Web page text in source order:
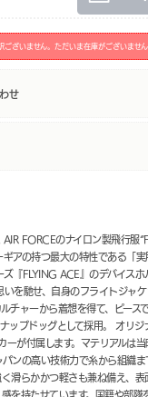
ございません。ただいま在庫がございません
せ
FORCEのナイロン製飛行服
ギアの持つ最大の特性である「
『FLYING ACE』のデバイスホ
を馳せ、自身のフライトジャケ
チャーから着想を得て、ピース
ップドッグとして採用。 オリジ
ーが付属します。マテリアルは
ンの高い技術力で糸から組織
く滑らかかつ軽さも兼ね備え、
を持たせています。国籍や部隊